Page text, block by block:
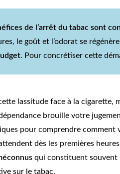
de l’arrêt du tabac sont
le goût et l’odorat se
. Pour concrétiser cette
lassitude face à la cigarette,
brouille votre
pour comprendre
dès les premières
qui constituent souvent
sur le tabac.